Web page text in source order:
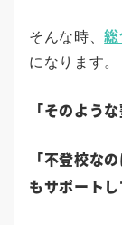
そんな時、
になります。
「そのよう
「不登校な
もサポートし